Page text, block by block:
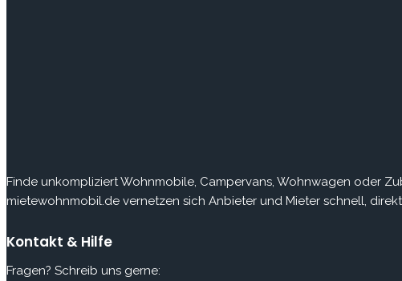
Finde unkompliziert Wohnmobile, Campervans, Wohnwagen oder
mietewohnmobil.de vernetzen sich Anbieter und Mieter schnell,
Kontakt & Hilfe
Fragen? Schreib uns gerne: